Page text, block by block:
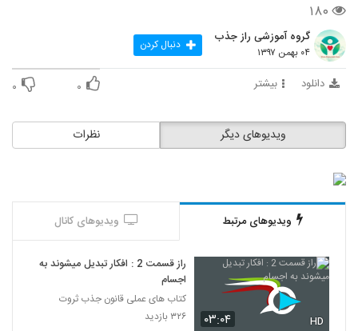
۱۸۰
گروه آموزشی راز جذب
۰۴ بهمن ۱۳۹۷ دنبال کردن
دانلود بیشتر ۰ ۰
نظرات ویدیوهای دیگر
ویدیوهای مرتبط ویدیوهای کانال
۰۳:۰۴ HD
راز قسمت 2 : افکار تبدیل میشوند به
اجسام
کتاب های عملی قانون جذب ثروت
۳۲۶ بازدید